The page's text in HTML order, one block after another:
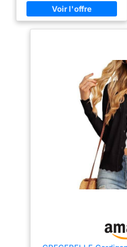
saisons printemps et automne.
Manteau avec imprimé léopard.
compression. Manches longues
et col montant pour une allure
élégante et moderne Matériaux
Haut de Gamme: Fabriqué en
polyester résistant avec une
doublure intérieure douce pour
un confort optimal. Style
Décontracté Élégant: Parfait
pour les tenues de bureau (avec
un pantalon droit) ou les looks
décontractés (avec un jean ou
une jupe). S’accorde facilement
avec des accessoires tendance